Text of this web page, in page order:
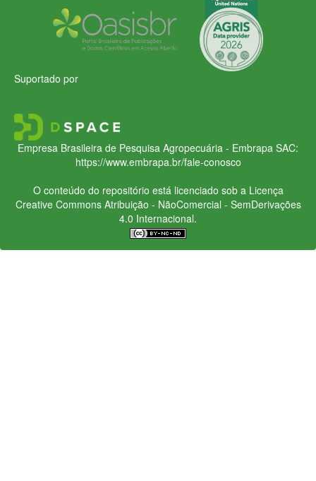
Suportado por
Empresa Brasileira de Pesquisa Agropecuária - Embrapa SAC:
https://www.embrapa.br/fale-conosco
O conteúdo do repositório está licenciado sob a Licença
Creative CommonsAtribuição - NãoComercial - SemDerivações
4.0 Internacional.